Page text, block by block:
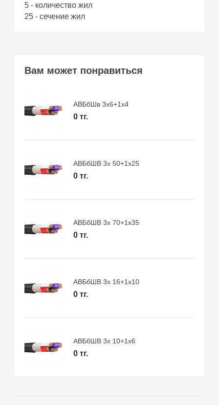
5 - количество жил
25 - сечение жил
Вам может понравиться
АВБбШв 3х6+1х4
0 тг.
АВБбШВ 3х 50+1х25
0 тг.
АВБбШВ 3х 70+1х35
0 тг.
АВБбШВ 3х 16+1х10
0 тг.
АВБбШВ 3х 10+1х6
0 тг.